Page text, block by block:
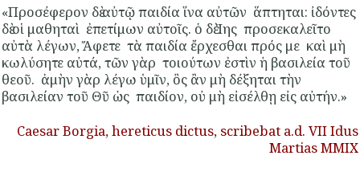
«Προσέφερον δὲ αὐτῷπαιδίαἵνα αὐτῶν ἅπτηται: ἰδόντες
δὲ οἱ μαθηταὶ ἐπετίμων αὐτοῖς. ὁ δὲ Ἰης προσεκαλεῖτο
αὐτὰ λέγων, Ἄφετε τὰ παιδία ἔρχεσθαι πρός με καὶ μὴ
κωλύσητε αὐτά, τῶν γὰρ τοιούτων ἐστὶν ἡ βασιλεία τοῦ
θεοῦ. ἀμὴν γὰρ λέγω ὑμῖν, ὃς ἂν μὴ δέξηται τὴν
βασιλείαν τοῦ Θῦ ὡς παιδίον, οὐ μὴ εἰσέλθῃ εἰς αὐτήν.»
Caesar Borgia, hereticus dictus, scribebat a.d. VII Idus
Martias MMIX